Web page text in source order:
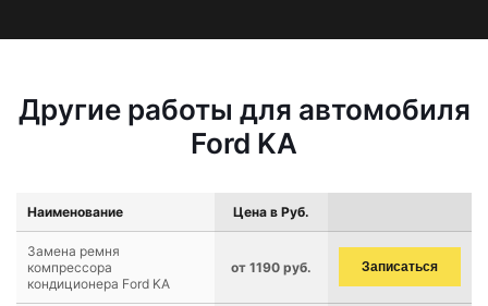
Другие работы для автомобиля
Ford KA
Наименование Цена в Руб.
Замена ремня
компрессора
кондиционера Ford KA
от 1190 руб. Записаться